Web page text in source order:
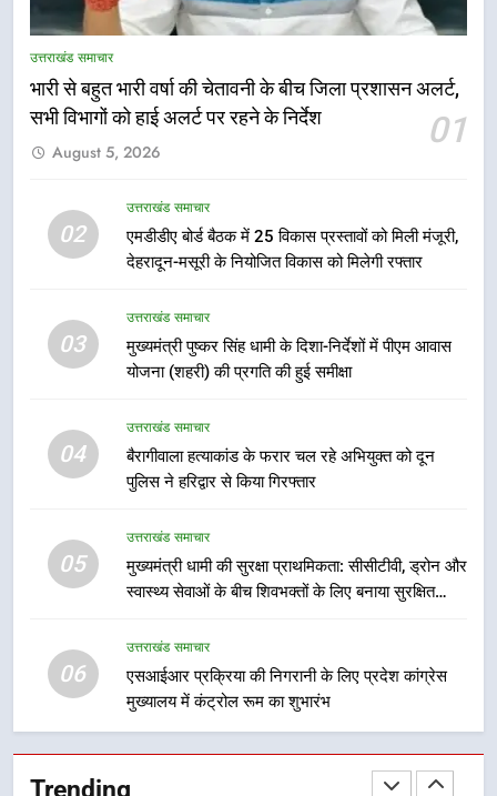
उत्तराखंड समाचार
भारी से बहुत भारी वर्षा की चेतावनी के बीच जिला प्रशासन अलर्ट,
सभी विभागों को हाई अलर्ट पर रहने के निर्देश
01
August 5, 2026
02
उत्तराखंड समाचार
एमडीडीए बोर्ड बैठक में 25 विकास प्रस्तावों को मिली मंजूरी,
देहरादून-मसूरी के नियोजित विकास को मिलेगी रफ्तार
03
उत्तराखंड समाचार
मुख्यमंत्री पुष्कर सिंह धामी के दिशा-निर्देशों में पीएम आवास
योजना (शहरी) की प्रगति की हुई समीक्षा
04
उत्तराखंड समाचार
बैरागीवाला हत्याकांड के फरार चल रहे अभियुक्त को दून
पुलिस ने हरिद्वार से किया गिरफ्तार
05
उत्तराखंड समाचार
मुख्यमंत्री धामी की सुरक्षा प्राथमिकता: सीसीटीवी, ड्रोन और
स्वास्थ्य सेवाओं के बीच शिवभक्तों के लिए बनाया सुरक्षित
06
उत्तराखंड समाचार
एसआईआर प्रक्रिया की निगरानी के लिए प्रदेश कांग्रेस
मुख्यालय में कंट्रोल रूम का शुभारंभ
मुख्यमंत्री धामी की सुरक्षा प्राथमिकता:
सीसीटीवी, ड्रोन और स्वास्थ्य सेवाओं के
कांवड़ मार्ग
6
का शुभारंभ
उत्तराखंड समाचार
ब्लैक स्पॉट होंगे सुरक्षित, हर माह होगी
प्रगति समीक्षा
उत्तराखंड समाचार
महाराज की राजस्थान के मुख्यमंत्री से
शिष्टाचार भेंट पर्यटन और सांस्कृतिक
1
भारी से बहुत भारी वर्षा की चेतावनी के बीच
अलर्ट पर रहने के निर्देश
उत्तराखंड समाचार
को मिली मंजूरी, देहरादून-मसूरी के